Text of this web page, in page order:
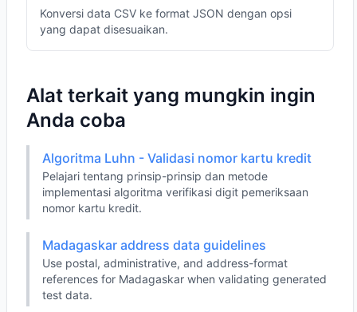
Konversi data CSV ke format JSON dengan opsi
yang dapat disesuaikan.
Alat terkait yang mungkin ingin
Anda coba
Algoritma Luhn - Validasi nomor kartu kredit
Pelajari tentang prinsip-prinsip dan metode
implementasi algoritma verifikasi digit pemeriksaan
nomor kartu kredit.
Madagaskar address data guidelines
Use postal, administrative, and address-format
references for Madagaskar when validating generated
test data.